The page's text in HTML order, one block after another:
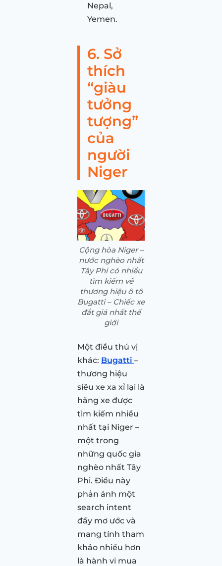
Nepal,
Yemen.
6. Sở
thích
“giàu
tưởng
tượng”
của
người
Niger
Cộng hòa Niger –
nước nghèo nhất
Tây Phi có nhiều
tìm kiếm về
thương hiệu ô tô
Bugatti – Chiếc xe
đắt giá nhất thế
giới
Một điều thú vị
khác: Bugatti –
thương hiệu
siêu xe xa xỉ lại là
hãng xe được
tìm kiếm nhiều
nhất tại Niger –
một trong
những quốc gia
nghèo nhất Tây
Phi. Điều này
phản ánh một
search intent
đầy mơ ước và
mang tính tham
khảo nhiều hơn
là hành vi mua